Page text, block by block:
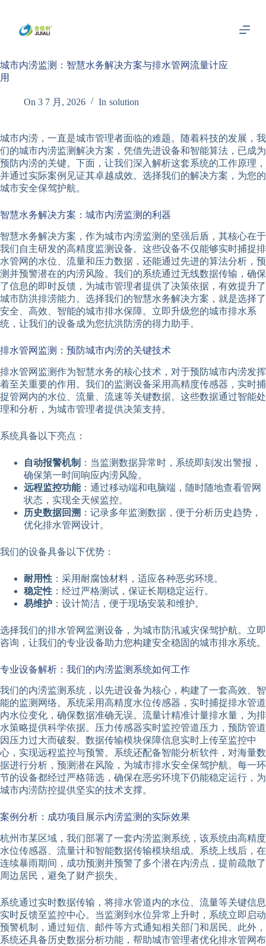
内
城市内涝监测：智慧水务解决方案与排水管网流量计应
用
On 3 7 月, 2026 In solution
城市内涝，一直是城市管理者面临的难题。随着科技的发展，我
们的城市内涝监测解决方案，凭借先进设备和智能算法，已成为
预防内涝的关键。下面，让我们深入解析这套系统的工作原理，
并通过实际案例见证其卓越成效。选择我们的解决方案，为您的
城市安全保驾护航。
智慧水务解决方案：城市内涝监测的利器
智慧水务解决方案，作为城市内涝监测的坚强后盾，其核心在于
我们自主研发的高精度监测设备。这些设备不仅能够实时捕捉排
水管网的水位、流量和压力数据，还能通过先进的算法分析，预
测并预警潜在的内涝风险。我们的系统通过无线数据传输，确保
了信息的即时反馈，为城市管理者提供了决策依据，有效提升了
城市防洪排涝能力。选择我们的智慧水务解决方案，就是选择了
安全、高效、智能的城市排水保障。立即升级您的城市排水系
统，让我们的设备成为您抗洪防涝的得力助手。
排水管网监测：预防城市内涝的关键技术
排水管网监测作为智慧水务的核心技术，对于预防城市内涝发挥
着至关重要的作用。我们的监测设备采用高精度传感器，实时捕
捉管网内的水位、流量、流速等关键数据。这些数据通过智能处
理和分析，为城市管理者提供决策支持。
系统具备以下亮点：
自动报警机制 ：当监测数据异常时，系统即刻发出警报，
确保第一时间响应内涝风险。
远程监控功能：通过移动端和电脑端，随时随地查看管网
状态，实现全天候监控。
历史数据回溯 ：记录多年监测数据，便于分析历史趋势，
优化排水管网设计。
我们的设备具备以下优势：
耐用性 ：采用耐腐蚀材料，适应各种恶劣环境。
稳定性 ：经过严格测试，保证长期稳定运行。
易维护 ：设计简洁，便于现场安装和维护。
选择我们的排水管网监测设备，为城市防汛减灾保驾护航。立即
咨询，让我们的专业设备助力您构建安全稳固的城市排水系统。
专业设备解析：我们的内涝监测系统如何工作
我们的内涝监测系统，以先进设备为核心，构建了一套高效、智
能的监测网络。系统采用高精度水位传感器，实时捕捉排水管道
内水位变化，确保数据准确无误。流量计精准计量排水量，为排
水策略提供科学依据。压力传感器实时监控管道压力，预防管道
因压力过大而破裂。数据传输模块保障信息实时上传至监控中
心，实现远程监控与预警。系统还配备智能分析软件，对海量数
据进行分析，预测潜在风险，为城市排水安全保驾护航。每一环
节的设备都经过严格筛选，确保在恶劣环境下仍能稳定运行，为
城市内涝防控提供坚实的技术支撑。
案例分析：成功项目展示内涝监测的实际效果
杭州市某区域，我们部署了一套内涝监测系统，该系统由高精度
水位传感器、流量计和智能数据传输模块组成。系统上线后，在
连续暴雨期间，成功预测并预警了多个潜在内涝点，提前疏散了
周边居民，避免了财产损失。
系统通过实时数据传输，将排水管道内的水位、流量等关键信息
实时反馈至监控中心。当监测到水位异常上升时，系统立即启动
预警机制，通过短信、邮件等方式通知相关部门和居民。此外，
系统还具备历史数据分析功能，帮助城市管理者优化排水管网布